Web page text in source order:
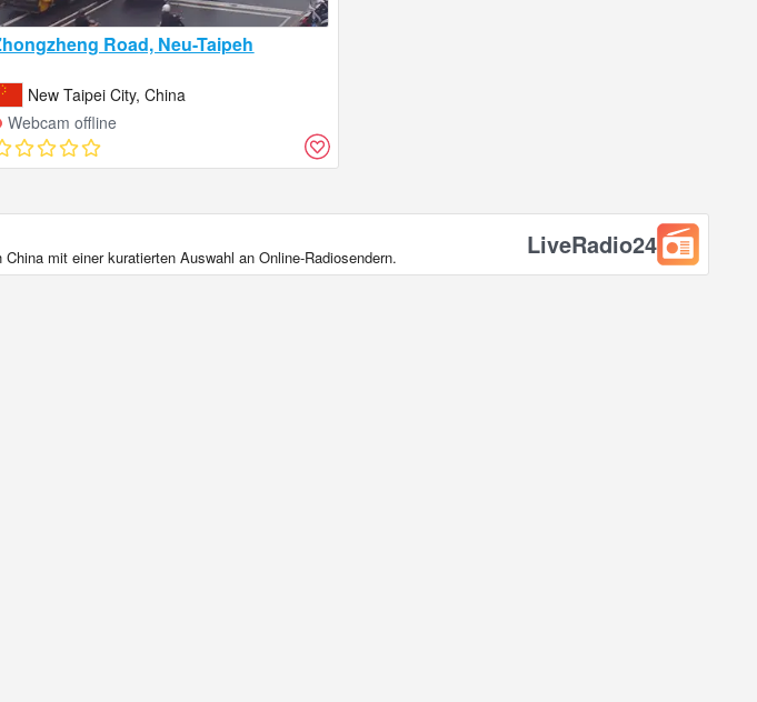
Road, Neu-Taipeh
New Taipei City, China
Webcam offline
mit einer kuratierten Auswahl an Online‑Radiosendern. LiveRadio24